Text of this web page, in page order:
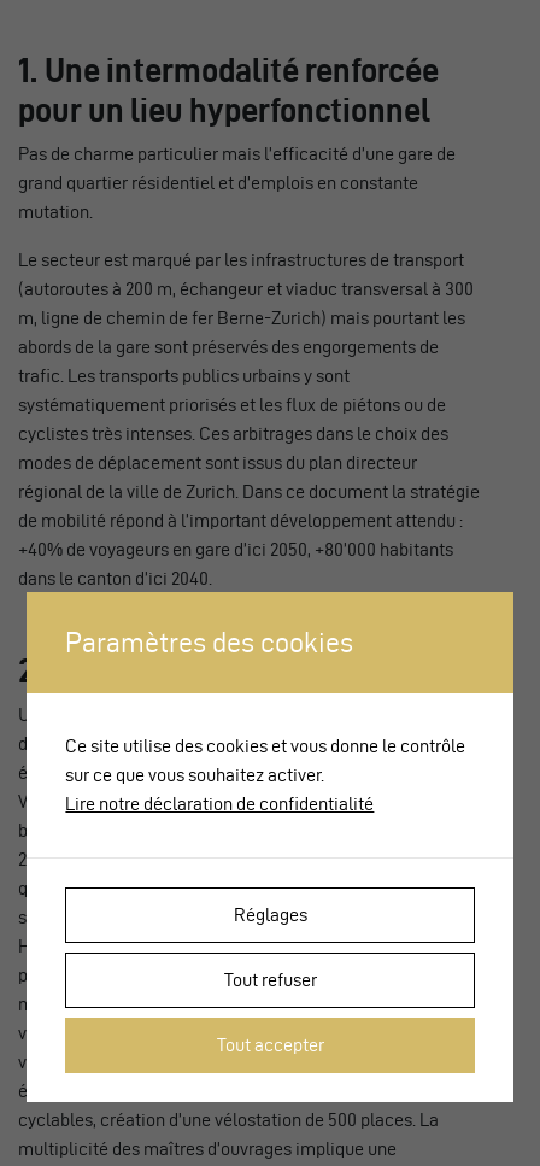
1. Une intermodalité renforcée
pour un lieu hyperfonctionnel
Pas de charme particulier mais l’efficacité d’une gare de
grand quartier résidentiel et d’emplois en constante
mutation.
Le secteur est marqué par les infrastructures de transport
(autoroutes à 200 m, échangeur et viaduc transversal à 300
m, ligne de chemin de fer Berne-Zurich) mais pourtant les
abords de la gare sont préservés des engorgements de
trafic. Les transports publics urbains y sont
systématiquement priorisés et les flux de piétons ou de
cyclistes très intenses. Ces arbitrages dans le choix des
modes de déplacement sont issus du plan directeur
régional de la ville de Zurich. Dans ce document la stratégie
de mobilité répond à l’important développement attendu :
+40% de voyageurs en gare d’ici 2050, +80’000 habitants
dans le canton d’ici 2040.
2. Une mutation perpétuelle
Une gare d’un tel site est forcément dans un processus de
développement permanent. Le tram Zürich-West (ligne 4) a
été prolongé jusqu’à la place nord de la gare en 2011, puis la
Vulkanplatz a été réaménagée l’année suivante dans la
boucle terminale du tram et une vélostation construite en
2017. Le passage inférieur central vient d’être refait et les
quais réhaussés (2018-2020). Finalement, le Limmattalbahn
sera mis en service à fin 2022 sur l’avenue principale, la
Hohlstrasse, côté sud, prolongeant le réseau de tram de
plus de 12 km. En 2022, un parcours piéton sera aménagé au
nord vers le nouveau stade de hockey de même qu’une voie
verte (vélo) en direction de Schlieren. Dans les années à
venir (2028-2030) le passage inférieur ouest sera refait :
élargissement à 9.00 m, séparation des flux piétons et
cyclables, création d’une vélostation de 500 places. La
multiplicité des maîtres d’ouvrages implique une
Paramètres des cookies
Ce site utilise des cookies et vous donne le contrôle
sur ce que vous souhaitez activer.
Lire notre déclaration de confidentialité
Réglages
Tout refuser
Tout accepter